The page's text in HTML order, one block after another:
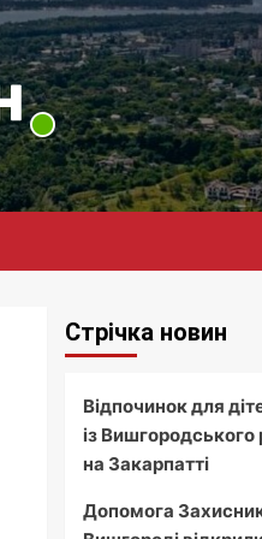
Стрічка новин
Відпочинок для
із
на Закарпатті
Допомога